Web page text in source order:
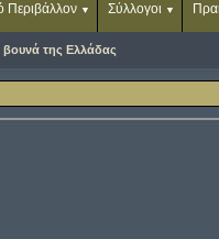
Περιβάλλον Σύλλογοι
βουνά της Ελλάδας